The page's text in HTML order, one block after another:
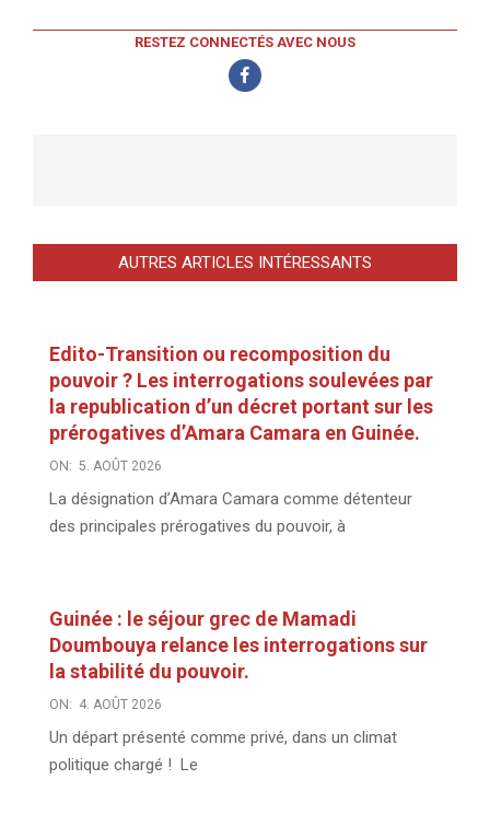
RESTEZ CONNECTÉS AVEC NOUS
AUTRES ARTICLES INTÉRESSANTS
Edito-Transition ou recomposition du
pouvoir ? Les interrogations soulevées par
la republication d’un décret portant sur les
prérogatives d’Amara Camara en Guinée.
ON: 5. AOÛT 2026
La désignation d’Amara Camara comme détenteur
des principales prérogatives du pouvoir, à
Guinée : le séjour grec de Mamadi
Doumbouya relance les interrogations sur
la stabilité du pouvoir.
ON: 4. AOÛT 2026
Un départ présenté comme privé, dans un climat
politique chargé ! Le